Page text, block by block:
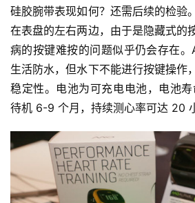
硅胶腕带表现如何？还需后续的检验
在表盘的左右两边，由于是隐藏式的
病的按键难按的问题似乎仍会存在
生活防水，但水下不能进行按键操作
稳定性。电池为可充电电池，电池
待机 6-9 个月，持续测心率可达 20